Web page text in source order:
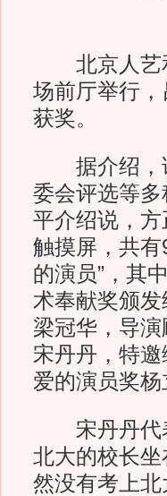
北京人艺和
场前厅举行
获奖。
据介绍，该
委会评选等
平介绍说，
触摸屏，共
的演员”，其
术奉献奖颁
梁冠华，导
宋丹丹，特
爱的演员奖
宋丹丹代表
北大的校长
然没有考上